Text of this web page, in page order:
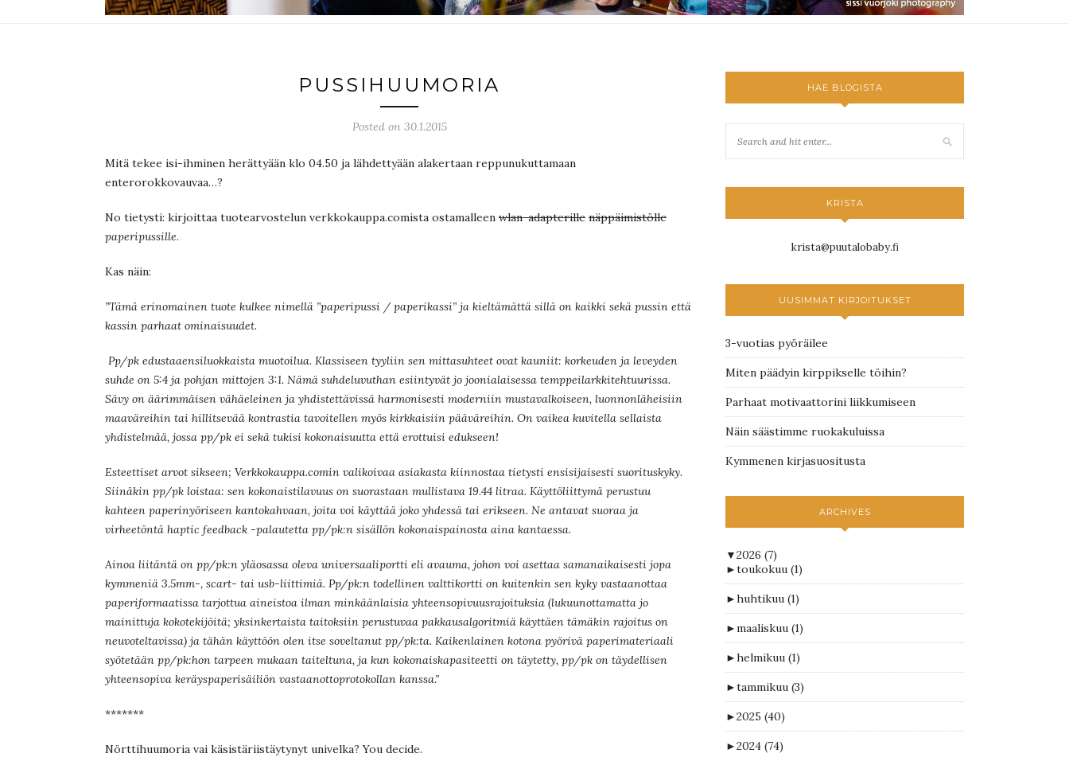
PUSSIHUUMORIA
Posted on 30.1.2015
Mitä tekee isi-ihminen herättyään klo 04.50 ja lähdettyään alakertaan reppunukuttamaan
enterorokkovauvaa…?
No tietysti: kirjoittaa tuotearvostelun verkkokauppa.comista ostamalleen wlan-adapterille näppäimistölle
paperipussille.
Kas näin:
”Tämä erinomainen tuote kulkee nimellä ”paperipussi / paperikassi” ja kieltämättä sillä on kaikki sekä pussin että
kassin parhaat ominaisuudet.
Pp/pk edustaaensiluokkaista muotoilua. Klassiseen tyyliin sen mittasuhteet ovat kauniit: korkeuden ja leveyden
suhde on 5:4 ja pohjan mittojen 3:1. Nämä suhdeluvuthan esiintyvät jo joonialaisessa temppeilarkkitehtuurissa.
Sävy on äärimmäisen vähäeleinen ja yhdistettävissä harmonisesti moderniin mustavalkoiseen, luonnonläheisiin
maaväreihin tai hillitsevää kontrastia tavoitellen myös kirkkaisiin pääväreihin. On vaikea kuvitella sellaista
yhdistelmää, jossa pp/pk ei sekä tukisi kokonaisuutta että erottuisi edukseen!
Esteettiset arvot sikseen; Verkkokauppa.comin valikoivaa asiakasta kiinnostaa tietysti ensisijaisesti suorituskyky.
Siinäkin pp/pk loistaa: sen kokonaistilavuus on suorastaan mullistava 19.44 litraa. Käyttöliittymä perustuu
kahteen paperinyöriseen kantokahvaan, joita voi käyttää joko yhdessä tai erikseen. Ne antavat suoraa ja
virheetöntä haptic feedback -palautetta pp/pk:n sisällön kokonaispainosta aina kantaessa.
Ainoa liitäntä on pp/pk:n yläosassa oleva universaaliportti eli avauma, johon voi asettaa samanaikaisesti jopa
kymmeniä 3.5mm-, scart- tai usb-liittimiä. Pp/pk:n todellinen valttikortti on kuitenkin sen kyky vastaanottaa
paperiformaatissa tarjottua aineistoa ilman minkäänlaisia yhteensopivuusrajoituksia (lukuunottamatta jo
mainittuja kokotekijöitä; yksinkertaista taitoksiin perustuvaa pakkausalgoritmiä käyttäen tämäkin rajoitus on
neuvoteltavissa) ja tähän käyttöön olen itse soveltanut pp/pk:ta. Kaikenlainen kotona pyörivä paperimateriaali
syötetään pp/pk:hon tarpeen mukaan taiteltuna, ja kun kokonaiskapasiteetti on täytetty, pp/pk on täydellisen
yhteensopiva keräyspaperisäiliön vastaanottoprotokollan kanssa.”
*******
Nörttihuumoria vai käsistäriistäytynyt univelka? You decide.
HAE BLOGISTA
KRISTA
krista@puutalobaby.fi
UUSIMMAT KIRJOITUKSET
3-vuotias pyöräilee
Miten päädyin kirppikselle töihin?
Parhaat motivaattorini liikkumiseen
Näin säästimme ruokakuluissa
Kymmenen kirjasuositusta
ARCHIVES
▼2026 (7)
►toukokuu (1)
►huhtikuu (1)
►maaliskuu (1)
►helmikuu (1)
►tammikuu (3)
►2025 (40)
►2024 (74)